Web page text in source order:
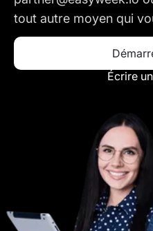
tout autre moyen qui
Écrire